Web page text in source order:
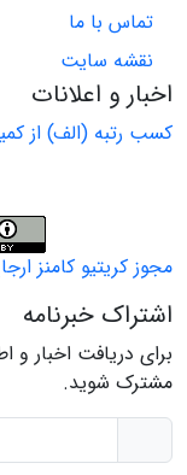
تماس با ما
نقشه سایت
اخبار و اعلانات
کسب رتبه (الف) از
مجوز کریتیو کامنز ارجاع 4.0
اشتراک خبرنامه
برای دریافت اخبار و
مشترک شوید.